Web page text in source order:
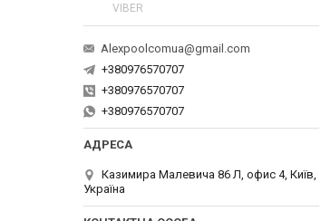
VIBER
Alexpoolcomua@gmail.com
+380976570707
+380976570707
+380976570707
Казимира Малевича 86 Л, офис 4, Київ,
Україна